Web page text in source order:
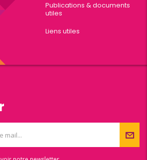
Publications & documents
utiles
Liens utiles